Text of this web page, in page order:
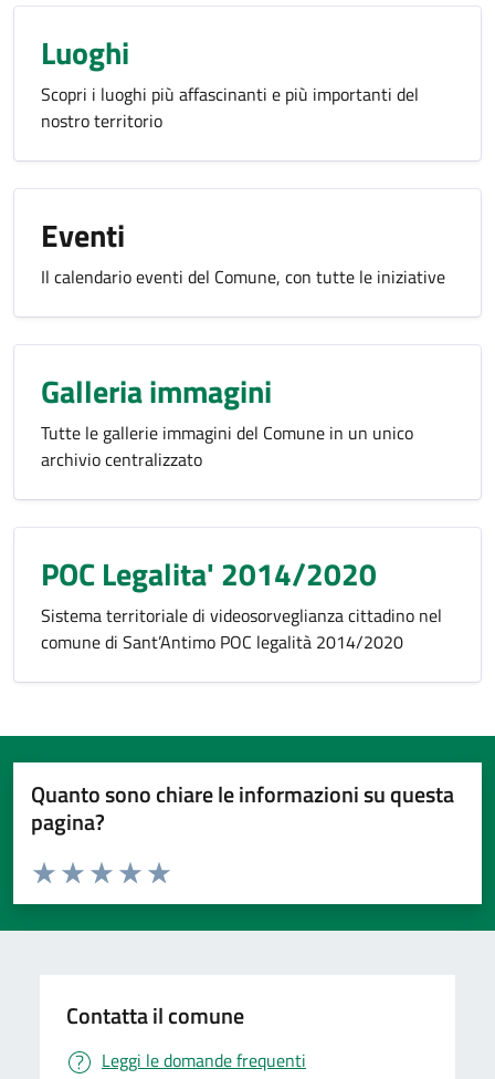
Luoghi
Scopri i luoghi più affascinanti e più importanti del
nostro territorio
Eventi
Il calendario eventi del Comune, con tutte le iniziative
Galleria immagini
Tutte le gallerie immagini del Comune in un unico
archivio centralizzato
POC Legalita' 2014/2020
Sistema territoriale di videosorveglianza cittadino nel
comune di Sant’Antimo POC legalità 2014/2020
Quanto sono chiare le informazioni su questa
pagina?
Valuta da 1 a 5 stelle la pagina
Valuta 5 stelle su 5
Valuta 4 stelle su 5
Valuta 3 stelle su 5
Valuta 2 stelle su 5
Valuta 1 stelle su 5
Contatta il comune
Leggi le domande frequenti